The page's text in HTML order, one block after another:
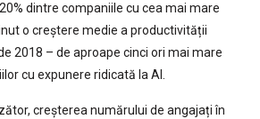
dintre companiile cu cea mai mare
o creștere medie a productivității
2018 – de aproape cinci ori mai mare
cu expunere ridicată la AI.
creșterea numărului de angajați în